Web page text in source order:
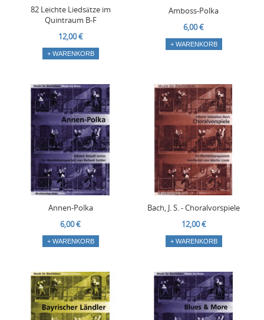
82 Leichte Liedsätze im
Quintraum B-F
12,00 €
+ WARENKORB
Amboss-Polka
6,00 €
+ WARENKORB
Annen-Polka
6,00 €
+ WARENKORB
Bach, J. S. - Choralvorspiele
12,00 €
+ WARENKORB